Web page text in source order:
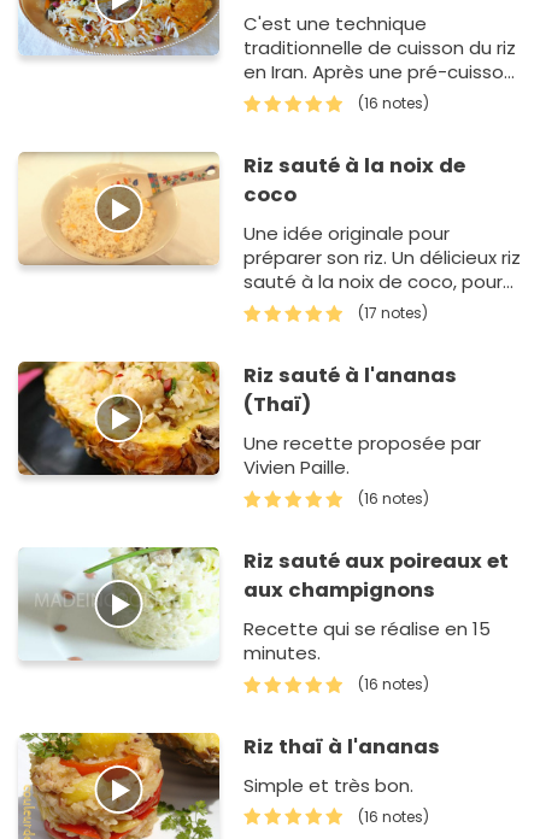
C'est une technique
traditionnelle de cuisson du riz
en Iran. Après une pré-cuisson
à l'eau bouillante, il cuit en
cocotte, à la vapeur du beurre
(16 notes)
Riz sauté à la noix de
coco
Une idée originale pour
préparer son riz. Un délicieux riz
sauté à la noix de coco, pour
changer du quotidien.
(17 notes)
Riz sauté à l'ananas
(Thaï)
Une recette proposée par
Vivien Paille.
(16 notes)
Riz sauté aux poireaux et
aux champignons
Recette qui se réalise en 15
minutes.
(16 notes)
Riz thaï à l'ananas
Simple et très bon.
(16 notes)